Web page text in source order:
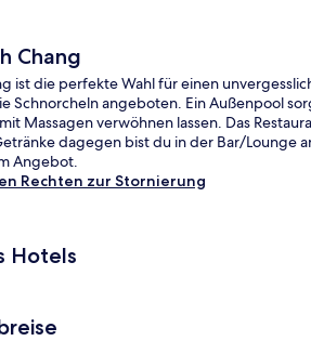
Chang
ist die perfekte Wahl für einen
Schnorcheln angeboten. Ein Außenpool
Massagen verwöhnen lassen. Das
dagegen bist du in der Bar/Lounge
Angebot.
Rechten zur Stornierung
Hotels